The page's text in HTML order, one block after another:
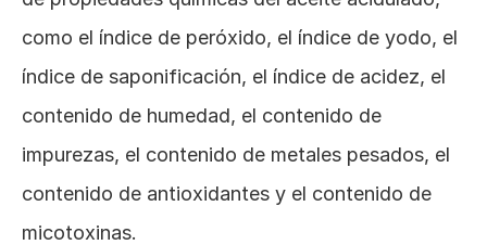
como el índice de peróxido, el índice de yodo, el
índice de saponificación, el índice de acidez, el
contenido de humedad, el contenido de
impurezas, el contenido de metales pesados, el
contenido de antioxidantes y el contenido de
micotoxinas.